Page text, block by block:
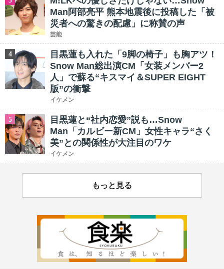
Man阿部亮平 熊本地震後に投稿した「被
災者への驚きの配慮」に称賛の声
芸能
4
目黒蓮も入れた「9脚の椅子」も胸アツ！
Snow Man総出演CM「女装メンバー2
人」で蘇る“キスマイ＆SUPER EIGHT
版”の衝撃
イケメン
5
目黒蓮と“社内恋愛”説も…Snow
Man「カルビー新CM」女性キャラ“さく
美”との関係性が大注目のワケ
イケメン
もっと見る